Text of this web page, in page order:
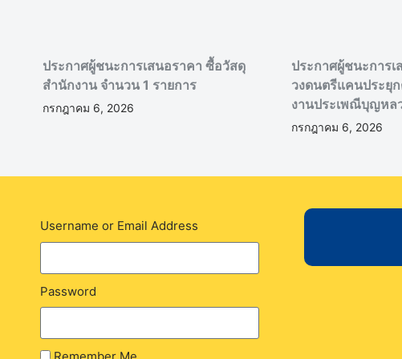
ประกาศผู้ชนะการเสนอราคา ซื้อวัสดุ
สำนักงาน จำนวน 1 รายการ
กรกฎาคม 6, 2026
ประกาศผู้ชนะการเ
วงดนตรีแคนประยุ
งานประเพณีบุญหล
กรกฎาคม 6, 2026
Username or Email Address
Password